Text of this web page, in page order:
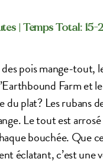
| Temps Total:
pois mange-tout,
Farm et
du plat? Les rubans
Le tout est
bouchée. Que
éclatant, c’est une